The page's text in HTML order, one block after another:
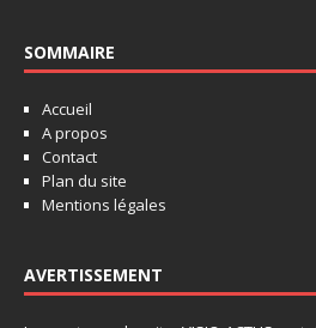
SOMMAIRE
Accueil
A propos
Contact
Plan du site
Mentions légales
AVERTISSEMENT